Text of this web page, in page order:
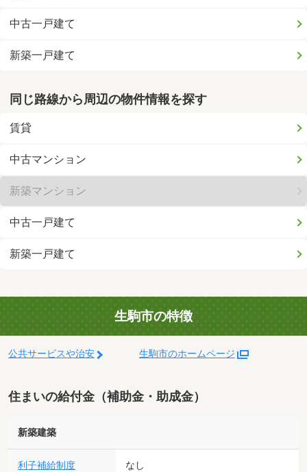
中古一戸建て
新築一戸建て
同じ路線から周辺の物件情報を探す
賃貸
中古マンション
新築マンション
中古一戸建て
新築一戸建て
生駒市の特徴
公共サービスや治安 生駒市のホームページ
住まいの給付金（補助金・助成金）
新築建築
利子補給制度 なし